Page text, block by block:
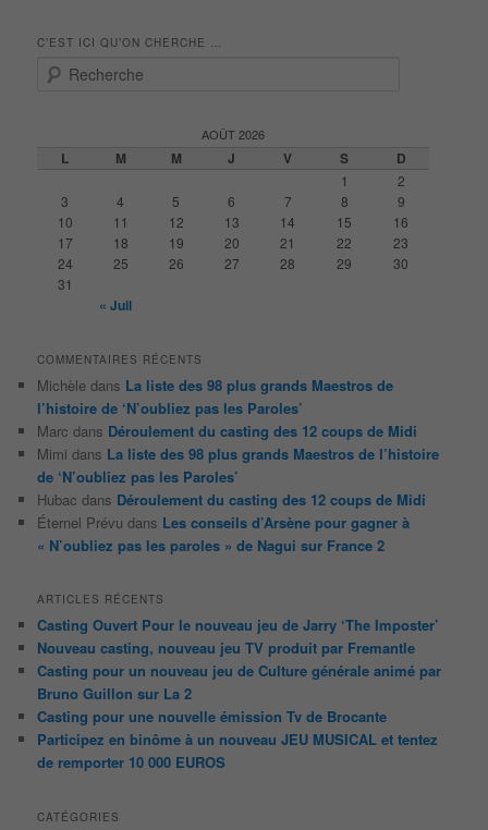
C’EST ICI QU’ON CHERCHE …
AOÛT 2026
L M M J V S D
1
2
3
4 5 6 7 8
9
10
11 12 13 14 15
16
17
18 19 20 21 22
23
24
25 26 27 28 29
30
31
« Juil
COMMENTAIRES RÉCENTS
Michèle dans La liste des 98 plus grands Maestros de
l’histoire de ‘N’oubliez pas les Paroles’
Marc dans Déroulement du casting des 12 coups de Midi
Mimi dans La liste des 98 plus grands Maestros de l’histoire
de ‘N’oubliez pas les Paroles’
Hubac dans Déroulement du casting des 12 coups de Midi
Éternel Prévu dans Les conseils d’Arsène pour gagner à
« N’oubliez pas les paroles » de Nagui sur France 2
ARTICLES RÉCENTS
Casting Ouvert Pour le nouveau jeu de Jarry ‘The Imposter’
Nouveau casting, nouveau jeu TV produit par Fremantle
Casting pour un nouveau jeu de Culture générale animé par
Bruno Guillon sur La 2
Casting pour une nouvelle émission Tv de Brocante
Participez en binôme à un nouveau JEU MUSICAL et tentez
de remporter 10 000 EUROS
CATÉGORIES